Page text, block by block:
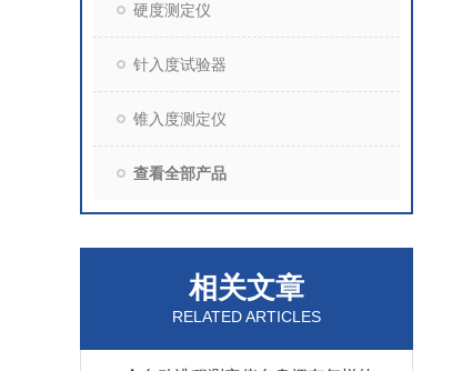
硬度测定仪
针入度试验器
锥入度测定仪
查看全部产品
相关文章
RELATED ARTICLES